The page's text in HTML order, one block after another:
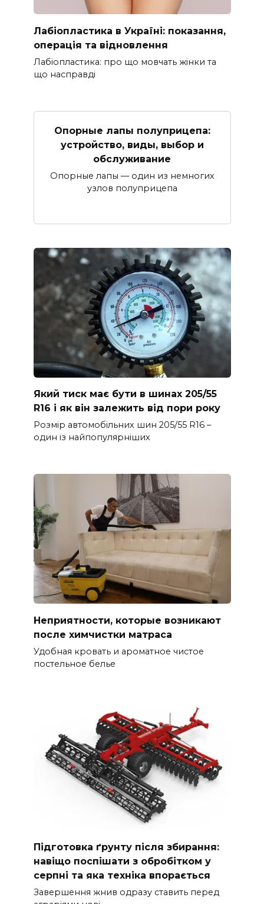
Лабіопластика в Україні: показання,
операція та відновлення
Лабіопластика: про що мовчать жінки та
що насправді
Опорные лапы полуприцепа:
устройство, виды, выбор и
обслуживание
Опорные лапы — один из немногих
узлов полуприцепа
Який тиск має бути в шинах 205/55
R16 і як він залежить від пори року
Розмір автомобільних шин 205/55 R16 –
один із найпопулярніших
Неприятности, которые возникают
после химчистки матраса
Удобная кровать и ароматное чистое
постельное белье
Підготовка ґрунту після збирання:
навіщо поспішати з обробітком у
серпні та яка техніка впорається
Завершення жнив одразу ставить перед